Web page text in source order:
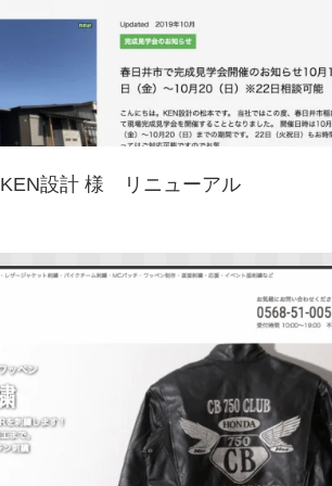
KEN設計 様 リニューアル